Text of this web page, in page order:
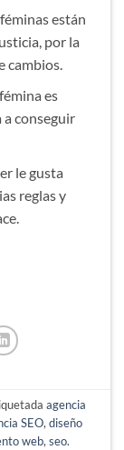
están
por la
cambios.
es
conseguir
le gusta
reglas y
agencia
SEO,diseño
web,seo.